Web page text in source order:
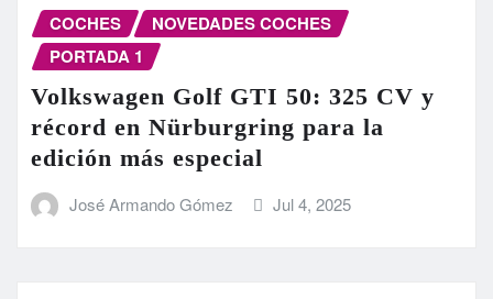
COCHES
NOVEDADES COCHES
PORTADA 1
Volkswagen Golf GTI 50: 325 CV y
récord en Nürburgring para la
edición más especial
José Armando Gómez Jul 4, 2025